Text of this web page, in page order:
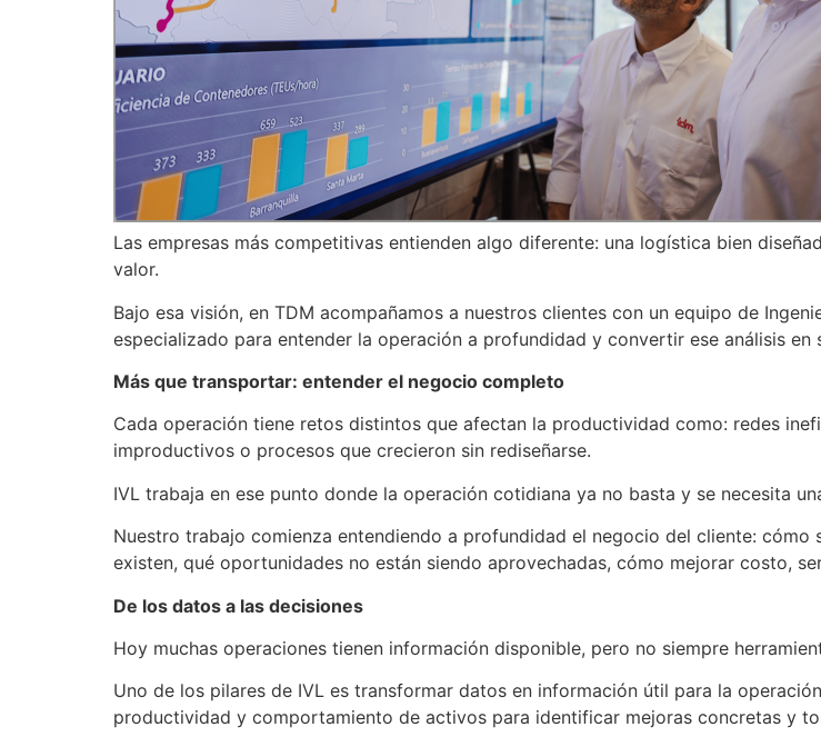
Las empresas más competitivas entienden algo diferente: una logística bien
valor.
Bajo esa visión, en TDM acompañamos a nuestros clientes con un equipo de
especializado para entender la operación a profundidad y convertir ese análisis en
Más que transportar: entender el negocio completo
Cada operación tiene retos distintos que afectan la productividad como: redes
improductivos o procesos que crecieron sin rediseñarse.
IVL trabaja en ese punto donde la operación cotidiana ya no basta y se necesita
Nuestro trabajo comienza entendiendo a profundidad el negocio del cliente:
existen, qué oportunidades no están siendo aprovechadas, cómo mejorar costo,
De los datos a las decisiones
Hoy muchas operaciones tienen información disponible, pero no siempre
Uno de los pilares de IVL es transformar datos en información útil para la
productividad y comportamiento de activos para identificar mejoras concretas y